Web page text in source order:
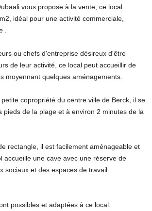
vous propose à la vente, ce local
idéal pour une activité commerciale,
.
ou chefs d'entreprise désireux d'être
de leur activité, ce local peut accueillir de
moyennant quelques aménagements.
copropriété du centre ville de Berck, il se
pieds de la plage et à environ 2 minutes de la
rectangle, il est facilement aménageable et
accueille une cave avec une réserve de
sociaux et des espaces de travail
possibles et adaptées à ce local.